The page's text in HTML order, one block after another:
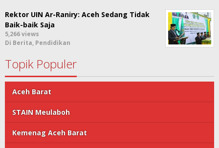
Rektor UIN Ar-Raniry: Aceh Sedang Tidak
Baik-baik Saja
5,266 views
Di Berita, Pendidikan
Topik Populer
Aceh Barat
STAIN Meulaboh
Kemenag Aceh Barat